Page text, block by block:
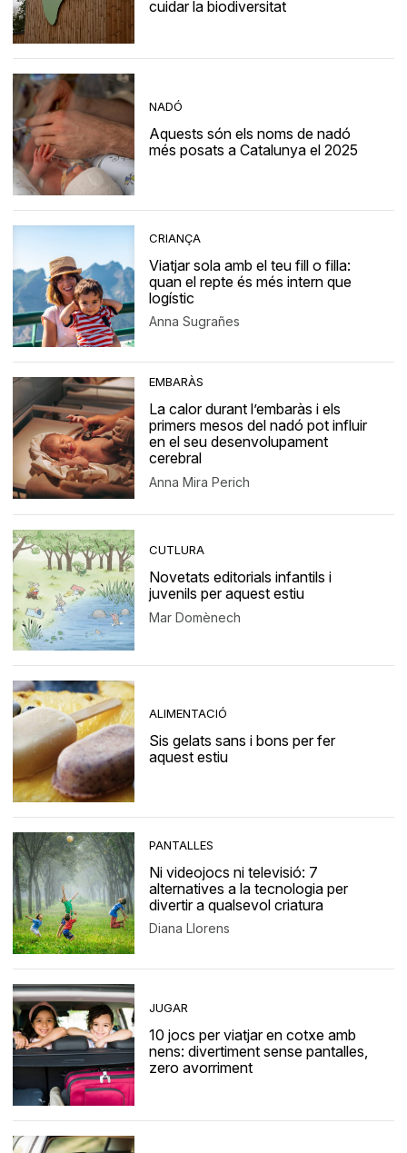
cuidar la biodiversitat
NADÓ
Aquests són els noms de nadó
més posats a Catalunya el 2025
CRIANÇA
Viatjar sola amb el teu fill o filla:
quan el repte és més intern que
logístic
Anna Sugrañes
EMBARÀS
La calor durant l’embaràs i els
primers mesos del nadó pot influir
en el seu desenvolupament
cerebral
Anna Mira Perich
CUTLURA
Novetats editorials infantils i
juvenils per aquest estiu
Mar Domènech
ALIMENTACIÓ
Sis gelats sans i bons per fer
aquest estiu
PANTALLES
Ni videojocs ni televisió: 7
alternatives a la tecnologia per
divertir a qualsevol criatura
Diana Llorens
JUGAR
10 jocs per viatjar en cotxe amb
nens: divertiment sense pantalles,
zero avorriment